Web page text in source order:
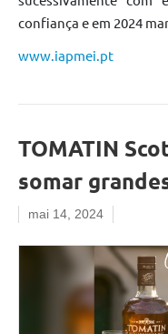
confiança e em 2024
www.iapmei.pt
TOMATIN
somar
mai 14, 2024